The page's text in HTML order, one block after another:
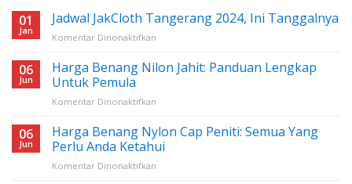
01
Jan
Jadwal JakCloth Tangerang 2024, Ini Tanggalnya
Komentar Dinonaktifkan
JakCloth
Tangerang
06
Jun
Harga Benang Nilon Jahit: Panduan Lengkap
Untuk Pemula
Komentar Dinonaktifkan
Benang
Nilon
Jahit:
06
Jun
Harga Benang Nylon Cap Peniti: Semua Yang
Perlu Anda Ketahui
Komentar Dinonaktifkan